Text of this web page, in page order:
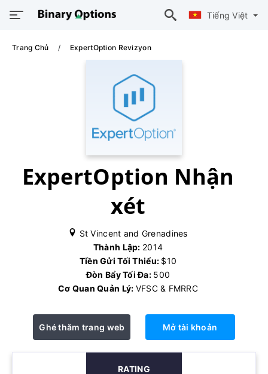
Tiếng Việt
Trang Chủ ExpertOption Revizyon
ExpertOption Nhận
xét
St Vincent and Grenadines
Thành Lập: 2014
Tiền Gửi Tối Thiểu: $10
Đòn Bẩy Tối Đa: 500
Cơ Quan Quản Lý: VFSC & FMRRC
Ghé thăm trang web Mở tài khoản
RATING